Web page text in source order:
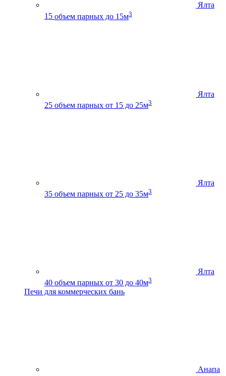
Ялта
15 объем парных до 15м3
Ялта
25 объем парных от 15 до 25м3
Ялта
35 объем парных от 25 до 35м3
Ялта
40 объем парных от 30 до 40м3
Печи для коммерческих бань
Анапа